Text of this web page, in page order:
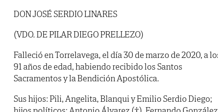
DON JOSÉ SERDIO LINARES
(VDO. DE PILAR DIEGO PRELLEZO)
Falleció en Torrelavega, el día 30 de marzo de 2020, a
91 años de edad, habiendo recibido los Santos
Sacramentos y la Bendición Apostólica.
Sus hijos: Pili, Angelita, Blanqui y Emilio Serdio Diego;